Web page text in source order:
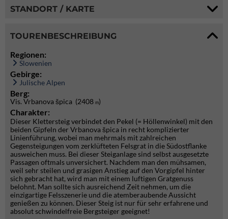
STANDORT / KARTE
TOURENBESCHREIBUNG
Regionen:
Slowenien
Gebirge:
Julische Alpen
Berg:
Vis. Vrbanova špica (2408 m)
Charakter:
Dieser Klettersteig verbindet den Pekel (= Höllenwinkel) mit den
beiden Gipfeln der Vrbanova špica in recht komplizierter
Linienführung, wobei man mehrmals mit zahlreichen
Gegensteigungen vom zerklüfteten Felsgrat in die Südostflanke
ausweichen muss. Bei dieser Steiganlage sind selbst ausgesetzte
Passagen oftmals unversichert. Nachdem man den mühsamen,
weil sehr steilen und grasigen Anstieg auf den Vorgipfel hinter
sich gebracht hat, wird man mit einem luftigen Gratgenuss
belohnt. Man sollte sich ausreichend Zeit nehmen, um die
einzigartige Felsszenerie und die atemberaubende Aussicht
genießen zu können. Dieser Steig ist nur für sehr erfahrene und
absolut schwindelfreie Bergsteiger geeignet!